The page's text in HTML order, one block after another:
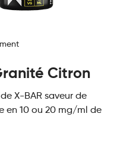
Citron
X-BAR saveur de
en 10 ou 20 mg/ml de